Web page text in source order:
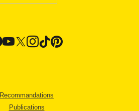
Recommandations
Publications